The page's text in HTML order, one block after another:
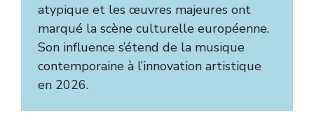
atypique et les œuvres majeures ont
marqué la scène culturelle européenne.
Son influence s’étend de la musique
contemporaine à l’innovation artistique
en 2026.